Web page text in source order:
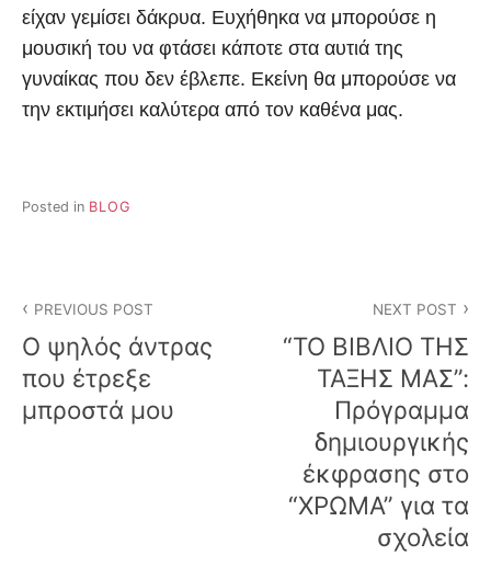
είχαν γεμίσει δάκρυα. Ευχήθηκα να μπορούσε η
μουσική του να φτάσει κάποτε στα αυτιά της
γυναίκας που δεν έβλεπε. Εκείνη θα μπορούσε να
την εκτιμήσει καλύτερα από τον καθένα μας.
Posted in BLOG
navigation
PREVIOUS POST
Ο ψηλός άντρας
που έτρεξε
μπροστά μου
NEXT POST
“ΤΟ ΒΙΒΛΙΟ ΤΗΣ
ΤΑΞΗΣ ΜΑΣ”:
Πρόγραμμα
δημιουργικής
έκφρασης στο
“ΧΡΩΜΑ” για τα
σχολεία